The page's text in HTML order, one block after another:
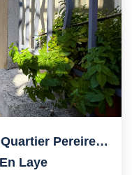
SAINT GERMAIN EN LAYE Quartier Pereire 15' RER
Laye